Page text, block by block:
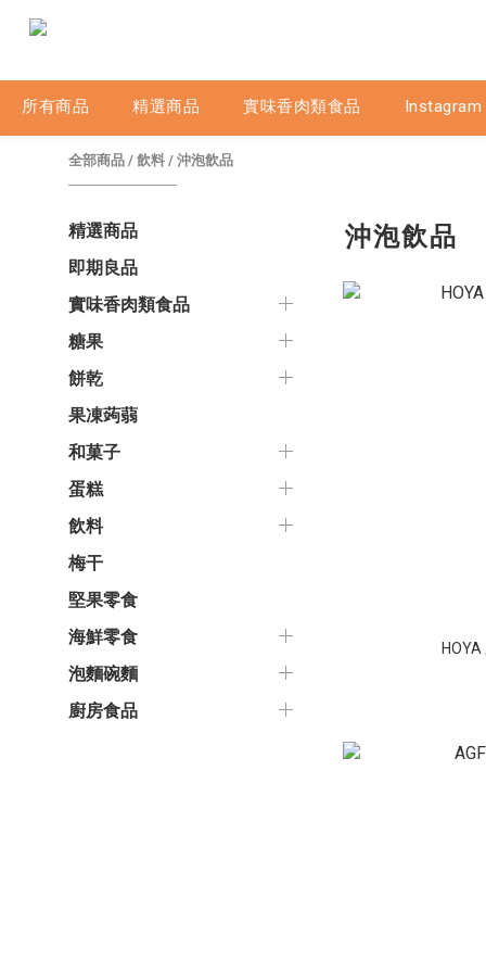
所有商品 精選商品 實味香肉類食品 Instagram
全部商品 / 飲料 / 沖泡飲品
精選商品
即期良品
實味香肉類食品
糖果
餅乾
果凍蒟蒻
和菓子
蛋糕
飲料
梅干
堅果零食
海鮮零食
泡麵碗麵
廚房食品
沖泡飲品